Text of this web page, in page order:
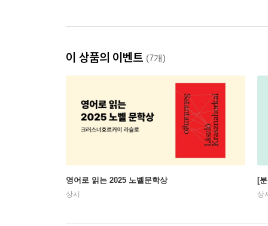
이 상품의 이벤트 (7개)
영어로 읽는 2025 노벨문학상
상시
[
상